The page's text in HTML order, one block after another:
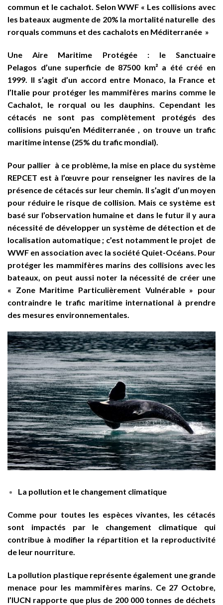
commun et le cachalot. Selon WWF « Les collisions avec
les bateaux augmente de 20% la mortalité naturelle des
rorquals communs et des cachalots en Méditerranée »
Une Aire Maritime Protégée : le Sanctuaire
Pelagos d’une superficie de 87500 km² a été créé en
1999. Il s’agit d’un accord entre Monaco, la France et
l’Italie pour protéger les mammifères marins comme le
Cachalot, le rorqual ou les dauphins. Cependant les
cétacés ne sont pas complètement protégés des
collisions puisqu’en Méditerranée , on trouve un trafic
maritime intense (25% du trafic mondial).
Pour pallier à ce problème, la mise en place du système
REPCET est à l’œuvre pour renseigner les navires de la
présence de cétacés sur leur chemin. Il s’agit d’un moyen
pour réduire le risque de collision. Mais ce système est
basé sur l’observation humaine et dans le futur il y aura
nécessité de développer un système de détection et de
localisation automatique ; c’est notamment le projet de
WWF en association avec la société Quiet-Océans. Pour
protéger les mammifères marins des collisions avec les
bateaux, on peut aussi noter la nécessité de créer une
« Zone Maritime Particulièrement Vulnérable » pour
contraindre le trafic maritime international à prendre
des mesures environnementales.
La pollution et le changement climatique
Comme pour toutes les espèces vivantes, les cétacés
sont impactés par le changement climatique qui
contribue à modifier la répartition et la reproductivité
de leur nourriture.
La pollution plastique représente également une grande
menace pour les mammifères marins. Ce 27 Octobre,
l’IUCN rapporte que plus de 200 000 tonnes de déchets